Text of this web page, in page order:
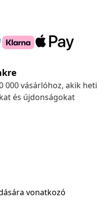
000 vásárlóhoz, akik heti
és újdonságokat
vonatkozó